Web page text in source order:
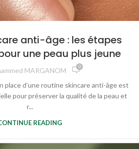
anti-âge : les étapes
une peau plus jeune
MARGANOM 0
place d’une routine skincare anti-âge est
pour préserver la qualité de la peau et
r...
READING